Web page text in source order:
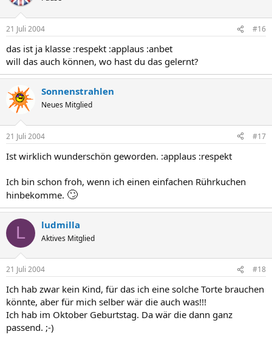
21 Juli 2004 #16
das ist ja klasse :respekt :applaus :anbet
will das auch können, wo hast du das gelernt?
Sonnenstrahlen
Neues Mitglied
21 Juli 2004 #17
Ist wirklich wunderschön geworden. :applaus :respekt
Ich bin schon froh, wenn ich einen einfachen Rührkuchen
hinbekomme. 🙄
L ludmilla
Aktives Mitglied
21 Juli 2004 #18
Ich hab zwar kein Kind, für das ich eine solche Torte brauchen
könnte, aber für mich selber wär die auch was!!!
Ich hab im Oktober Geburtstag. Da wär die dann ganz
passend. ;-)